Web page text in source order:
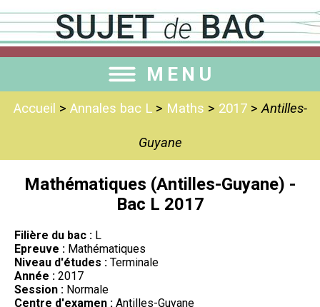
MENU
Accueil > Annales bac L> Maths > 2017>Antilles-
Guyane
Mathématiques (Antilles-Guyane) -
Bac L 2017
Filière du bac : L
Epreuve : Mathématiques
Niveau d'études : Terminale
Année : 2017
Session : Normale
Centre d'examen : Antilles-Guyane